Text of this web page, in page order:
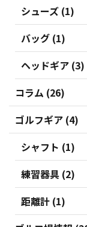
シューズ (1)
バッグ (1)
ヘッドギア (3)
コラム (26)
ゴルフギア (4)
シャフト (1)
練習器具 (2)
距離計 (1)